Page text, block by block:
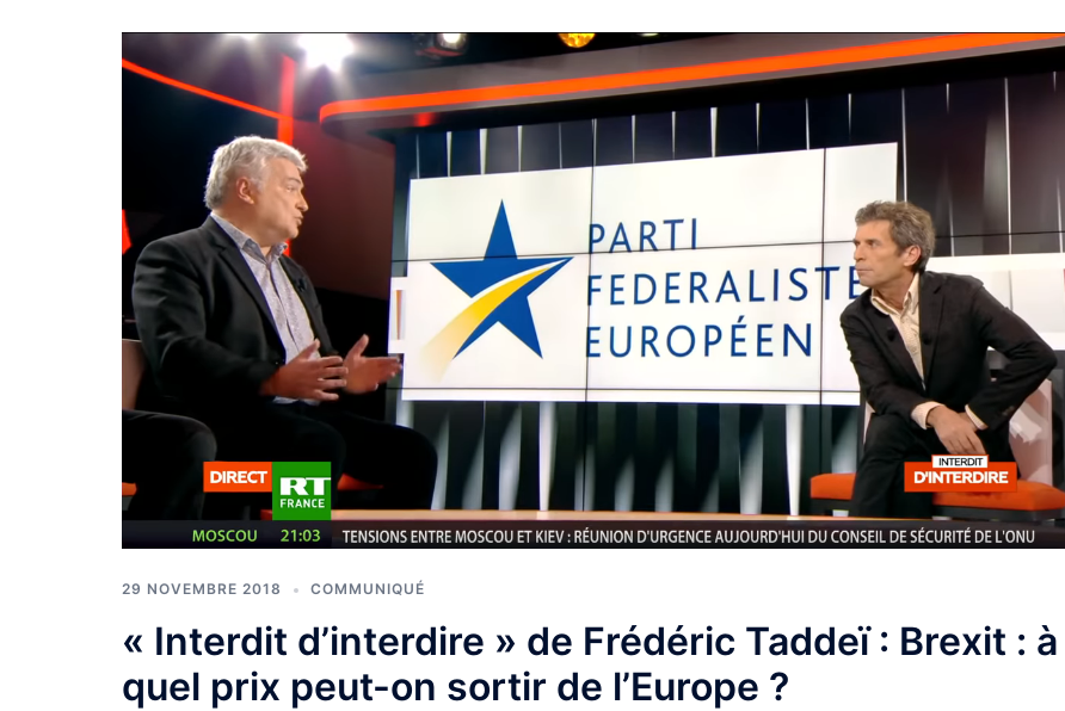
29 NOVEMBRE 2018 COMMUNIQUÉ
« Interdit d’interdire » de Frédéric Taddeï : Brexit : à
quel prix peut-on sortir de l’Europe ?